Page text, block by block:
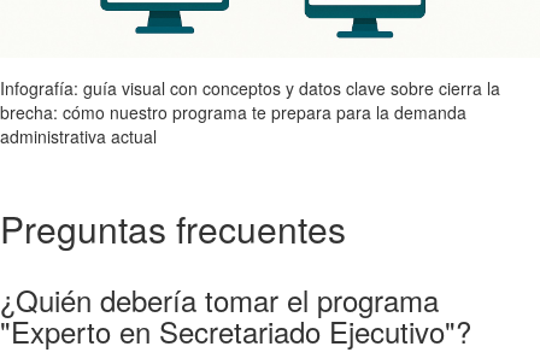
Infografía: guía visual con conceptos y datos clave sobre cierra la
brecha: cómo nuestro programa te prepara para la demanda
administrativa actual
Preguntas frecuentes
¿Quién debería tomar el programa
"Experto en Secretariado Ejecutivo"?